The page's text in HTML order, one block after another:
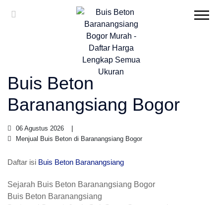
Buis Beton
Baranangsiang Bogor
06 Agustus 2026
Menjual Buis Beton di Baranangsiang Bogor
Daftar isi Buis Beton Baranangsiang
Sejarah Buis Beton Baranangsiang Bogor
Buis Beton Baranangsiang